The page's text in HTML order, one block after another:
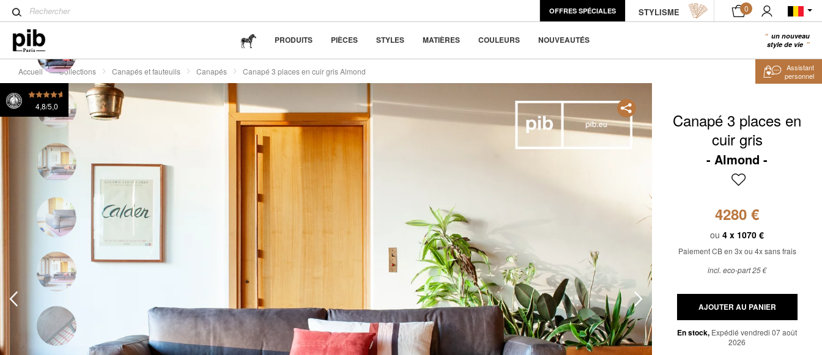
OFFRES SPÉCIALES STYLISME 0
Wabi-Sabi : L'art de trouver la beauté dans la
PRODUITS PIÈCES STYLES MATIÈRES COULEURS NOUVEAUTÉS
un nouveau
style de vie
Canapé 3 places en cuir gris Almond ÉCHANTILLON PRODUIT AJOUTER AU PANIER
Accueil Collections Canapés et fauteuils Canapés Canapé 3 places en cuir gris Almond
Canapé 3 places en
cuir gris
Almond
4280 €
ou 4 x 1070 €
Paiement CB en 3x ou 4x sans frais
incl. eco-part 25 €
AJOUTER AU PANIER
En stock, Expédié vendredi 07 août
2026
4,8/5,0
Assistant
personnel